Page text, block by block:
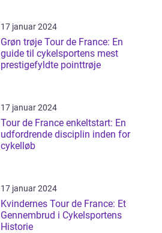
17 januar 2024
Grøn trøje Tour de France: En
guide til cykelsportens mest
prestigefyldte pointtrøje
17 januar 2024
Tour de France enkeltstart: En
udfordrende disciplin inden for
cykelløb
17 januar 2024
Kvindernes Tour de France: Et
Gennembrud i Cykelsportens
Historie